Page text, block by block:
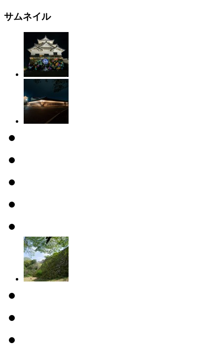
サムネイル